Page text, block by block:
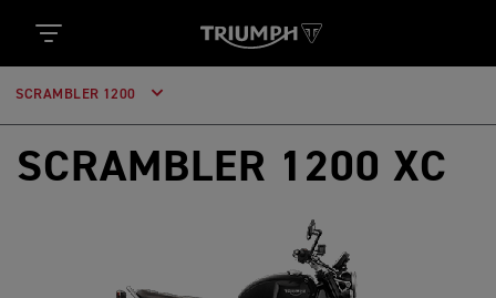
SCRAMBLER 1200
SCRAMBLER 1200 XC